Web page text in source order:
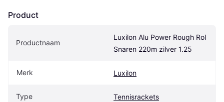
Product
Productnaam
Luxilon Alu Power Rough Rol
Snaren 220m zilver 1.25
Merk Luxilon
Type Tennisrackets